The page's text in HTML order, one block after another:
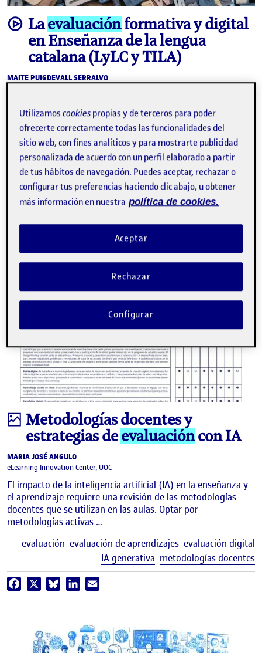
video
Laevaluaciónformativa y digital
en Enseñanza de la lengua
catalana (LyLC y TILA)
MAITE PUIGDEVALL SERRALVO
evaluación
de esta asignatura se basa en la acumulación
de conocimientos, tanto teóricos como aplicados, de forma
progresiva. Consta de cinco retos obligatorios, alguno de
ellos grupal, y solo …
aprendizaje por retos
evaluación
evaluación de aprendizajes portfolio digital
retorno formativo
Infografía
Metodologías docentes y
estrategias deevaluacióncon IA
MARIA JOSÉ ANGULO
eLearning Innovation Center, UOC
El impacto de la inteligencia artificial (IA) en la enseñanza y
el aprendizaje requiere una revisión de las metodologías
docentes que se utilizan en las aulas. Optar por
metodologías activas …
evaluación evaluación de aprendizajes evaluación digital
IA generativa metodologías docentes
Facebook BlueskyLinkedIn
Utilizamoscookies propias y de terceros para poder
ofrecerte correctamente todas las funcionalidades del
sitio web, con fines analíticos y para mostrarte publicidad
personalizada de acuerdo con un perfil elaborado a partir
de tus hábitos de navegación. Puedes aceptar, rechazar o
configurar tus preferencias haciendo clic abajo, u obtener
más información en nuestra política de cookies.
Rechazar
Aceptar
Configurar